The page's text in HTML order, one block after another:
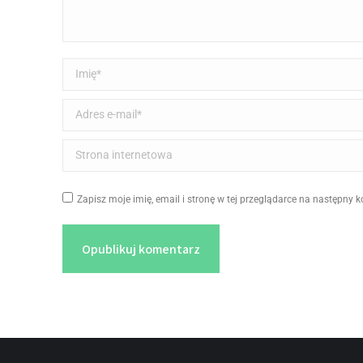
Imię *
Adres e-mail *
Strona internetowa
Zapisz moje imię, email i stronę w tej przeglądarce na następny
Opublikuj komentarz